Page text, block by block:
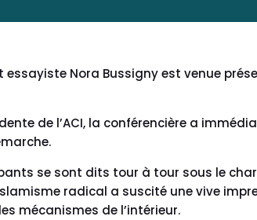
essayiste Nora Bussigny est venue
de l’ACI, la conférencière a
se sont dits tour à tour sous le
radical a suscité une vive
mécanismes de l’intérieur.